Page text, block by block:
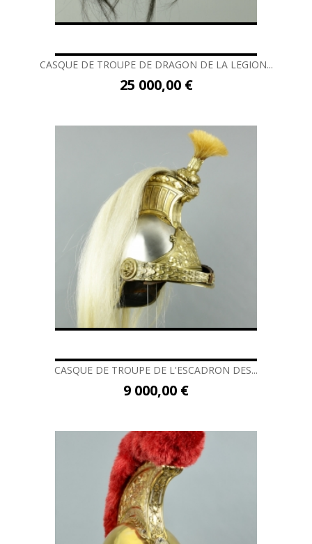
CASQUE DE TROUPE DE DRAGON DE LA LEGION...
25 000,00 €
CASQUE DE TROUPE DE L'ESCADRON DES...
9 000,00 €